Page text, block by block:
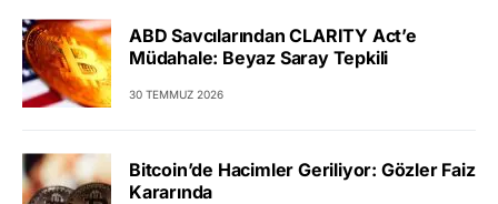
ABD Savcılarından CLARITY Act’e
Müdahale: Beyaz Saray Tepkili
30 TEMMUZ 2026
Bitcoin’de Hacimler Geriliyor: Gözler Faiz
Kararında